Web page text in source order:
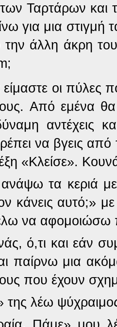
Ταρτάρων και
για μια
άλλη άκρη
είμαστε οι πύλες
Από εμένα
αντέχεις
να βγεις από
«Κλείσε».
τα κεριά
κάνεις αυτό;»
να αφομοιώσω
ό,τι και εάν
παίρνω μια
που έχουν
της λέω